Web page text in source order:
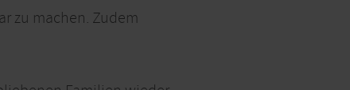
zu machen. Zudem